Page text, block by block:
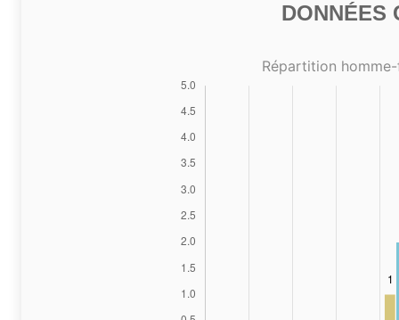
DONNÉES
Répartition